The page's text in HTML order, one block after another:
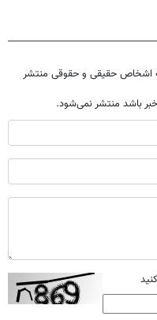
اشخاص حقیقی و حقوقی منتشر
خبر باشد منتشر نمی‌شود.